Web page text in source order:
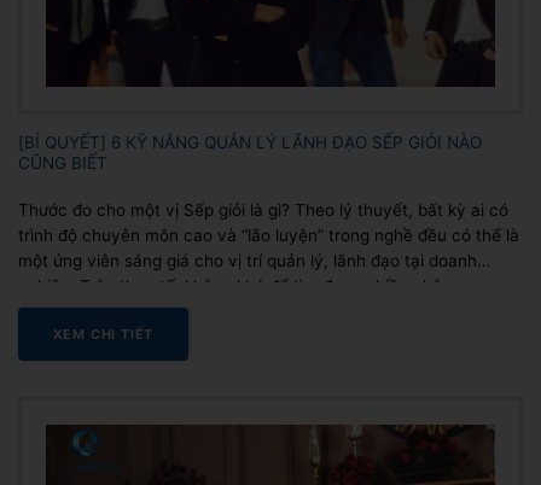
[BÍ QUYẾT] 6 KỸ NĂNG QUẢN LÝ LÃNH ĐẠO SẾP GIỎI NÀO
CŨNG BIẾT
Thước đo cho một vị Sếp giỏi là gì? Theo lý thuyết, bất kỳ ai có
trình độ chuyên môn cao và “lão luyện” trong nghề đều có thể là
một ứng viên sáng giá cho vị trí quản lý, lãnh đạo tại doanh
nghiệp. Trên thực tế, không khó để tìm được nhiều nhân...
XEM CHI TIẾT